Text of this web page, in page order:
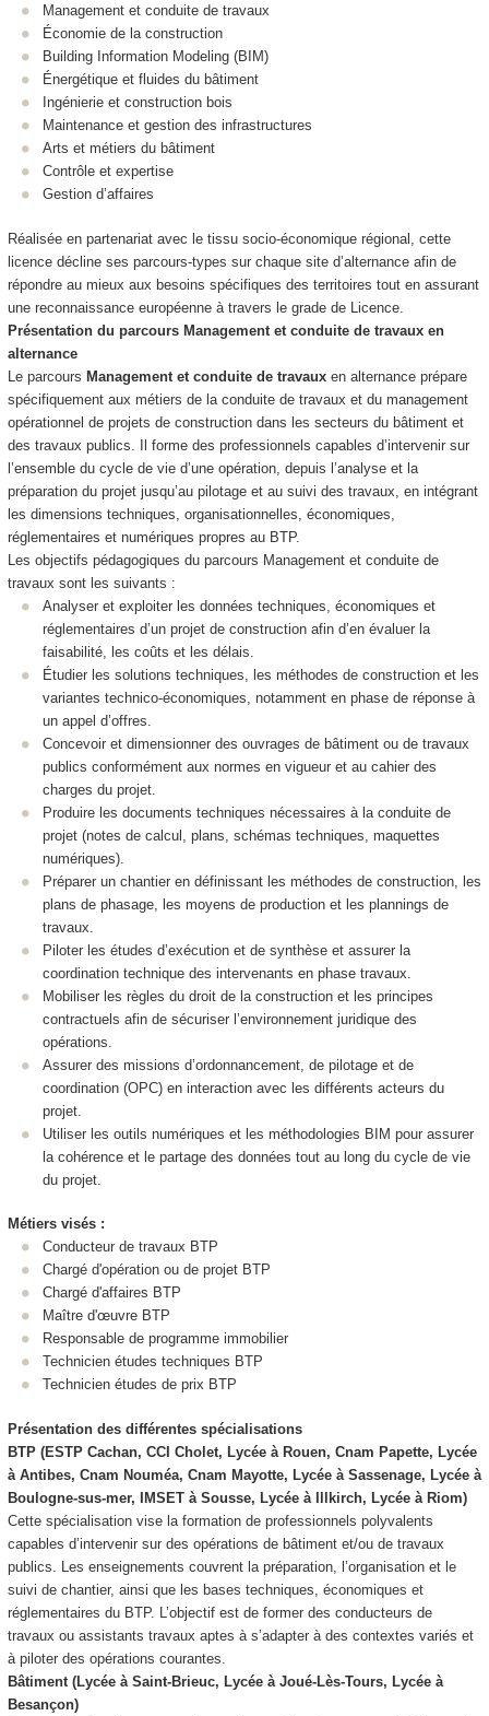
Management et conduite de travaux
Économie de la construction
Building Information Modeling (BIM)
Énergétique et fluides du bâtiment
Ingénierie et construction bois
Maintenance et gestion des infrastructures
Arts et métiers du bâtiment
Contrôle et expertise
Gestion d’affaires
Réalisée en partenariat avec le tissu socio‑économique régional, cette
licence décline ses parcours‑types sur chaque site d’alternance afin de
répondre au mieux aux besoins spécifiques des territoires tout en assurant
une reconnaissance européenne à travers le grade de Licence.
Présentation du parcours Management et conduite de travaux en
alternance
Le parcours Management et conduite de travauxen alternance prépare
spécifiquement aux métiers de la conduite de travaux et du management
opérationnel de projets de construction dans les secteurs du bâtiment et
des travaux publics. Il forme des professionnels capables d’intervenir sur
l’ensemble du cycle de vie d’une opération, depuis l’analyse et la
préparation du projet jusqu’au pilotage et au suivi des travaux, en intégrant
les dimensions techniques, organisationnelles, économiques,
réglementaires et numériques propres au BTP.
Les objectifs pédagogiques du parcours Management et conduite de
travaux sont les suivants :
Analyser et exploiter les données techniques, économiques et
réglementaires d’un projet de construction afin d’en évaluer la
faisabilité, les coûts et les délais.
Étudier les solutions techniques, les méthodes de construction et les
variantes technico-économiques, notamment en phase de réponse à
un appel d’offres.
Concevoir et dimensionner des ouvrages de bâtiment ou de travaux
publics conformément aux normes en vigueur et au cahier des
charges du projet.
Produire les documents techniques nécessaires à la conduite de
projet (notes de calcul, plans, schémas techniques, maquettes
numériques).
Préparer un chantier en définissant les méthodes de construction, les
plans de phasage, les moyens de production et les plannings de
travaux.
Piloter les études d’exécution et de synthèse et assurer la
coordination technique des intervenants en phase travaux.
Mobiliser les règles du droit de la construction et les principes
contractuels afin de sécuriser l’environnement juridique des
opérations.
Assurer des missions d’ordonnancement, de pilotage et de
coordination (OPC) en interaction avec les différents acteurs du
projet.
Utiliser les outils numériques et les méthodologies BIM pour assurer
la cohérence et le partage des données tout au long du cycle de vie
du projet.
Métiers visés :
Conducteur de travaux BTP
Chargé d'opération ou de projet BTP
Chargé d'affaires BTP
Maître d'œuvre BTP
Responsable de programme immobilier
Technicien études techniques BTP
Technicien études de prix BTP
Présentation des différentes spécialisations
BTP (ESTP Cachan, CCI Cholet, Lycée à Rouen, Cnam Papette, Lycée
à Antibes, Cnam Nouméa, Cnam Mayotte, Lycée à Sassenage, Lycée à
Boulogne-sus-mer, IMSET à Sousse, Lycée à Illkirch, Lycée à Riom)
Cette spécialisation vise la formation de professionnels polyvalents
capables d’intervenir sur des opérations de bâtiment et/ou de travaux
publics. Les enseignements couvrent la préparation, l’organisation et le
suivi de chantier, ainsi que les bases techniques, économiques et
réglementaires du BTP. L’objectif est de former des conducteurs de
travaux ou assistants travaux aptes à s’adapter à des contextes variés et
à piloter des opérations courantes.
Bâtiment (Lycée à Saint-Brieuc, Lycée à Joué-Lès-Tours, Lycée à
Besançon)